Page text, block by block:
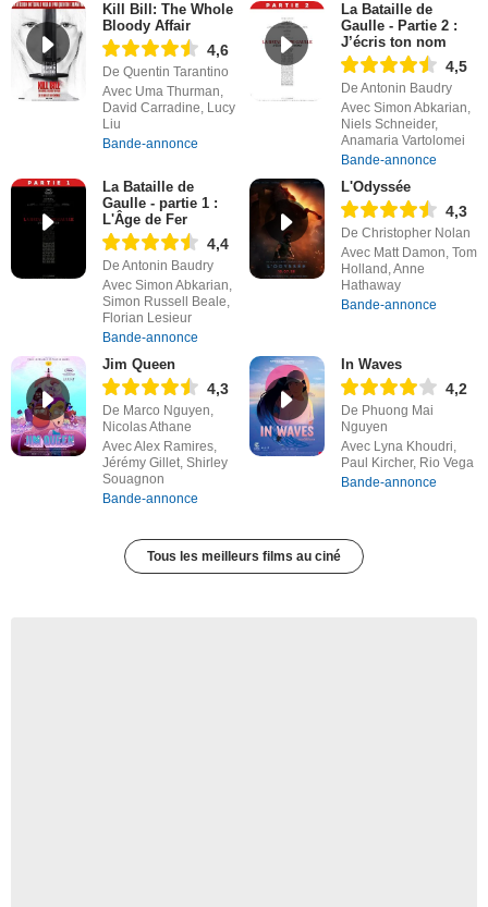
Kill Bill: The Whole
Bloody Affair
4,6
De Quentin Tarantino
Avec Uma Thurman,
David Carradine, Lucy
Liu
Bande-annonce
La Bataille de
Gaulle - Partie 2 :
J’écris ton nom
4,5
De Antonin Baudry
Avec Simon Abkarian,
Niels Schneider,
Anamaria Vartolomei
Bande-annonce
La Bataille de
Gaulle - partie 1 :
L'Âge de Fer
4,4
De Antonin Baudry
Avec Simon Abkarian,
Simon Russell Beale,
Florian Lesieur
Bande-annonce
L'Odyssée
4,3
De Christopher Nolan
Avec Matt Damon, Tom
Holland, Anne
Hathaway
Bande-annonce
Jim Queen
4,3
De Marco Nguyen,
Nicolas Athane
Avec Alex Ramires,
Jérémy Gillet, Shirley
Souagnon
Bande-annonce
In Waves
4,2
De Phuong Mai
Nguyen
Avec Lyna Khoudri,
Paul Kircher, Rio Vega
Bande-annonce
Tous les meilleurs films au ciné